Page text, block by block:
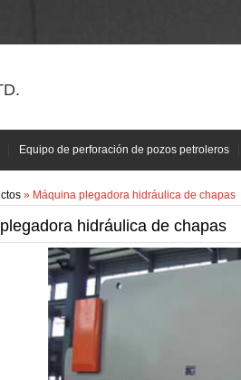
Equipo de perforación de pozos petroleros
» Máquina plegadora hidráulica de chapas
hidráulica de chapas